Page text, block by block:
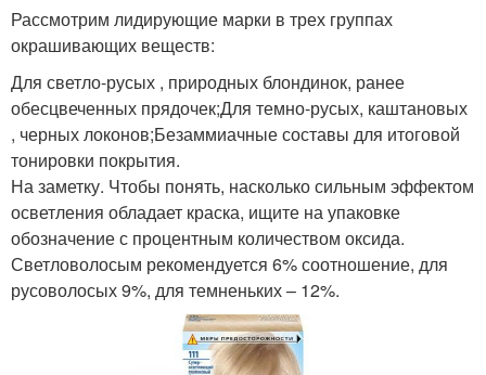
Рассмотрим лидирующие марки в трех группах
окрашивающих веществ:
Для светло-русых , природных блондинок, ранее
обесцвеченных прядочек;Для темно-русых, каштановых
, черных локонов;Безаммиачные составы для итоговой
тонировки покрытия.
На заметку. Чтобы понять, насколько сильным эффектом
осветления обладает краска, ищите на упаковке
обозначение с процентным количеством оксида.
Светловолосым рекомендуется 6% соотношение, для
русоволосых 9%, для темненьких – 12%.